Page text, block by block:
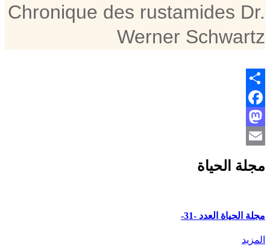
Chronique des rustamides Dr.
Werner Schwartz
Share
Facebook
Mastodon
مجلة الحياة
مجلة الحياة العدد -31-
المزيد